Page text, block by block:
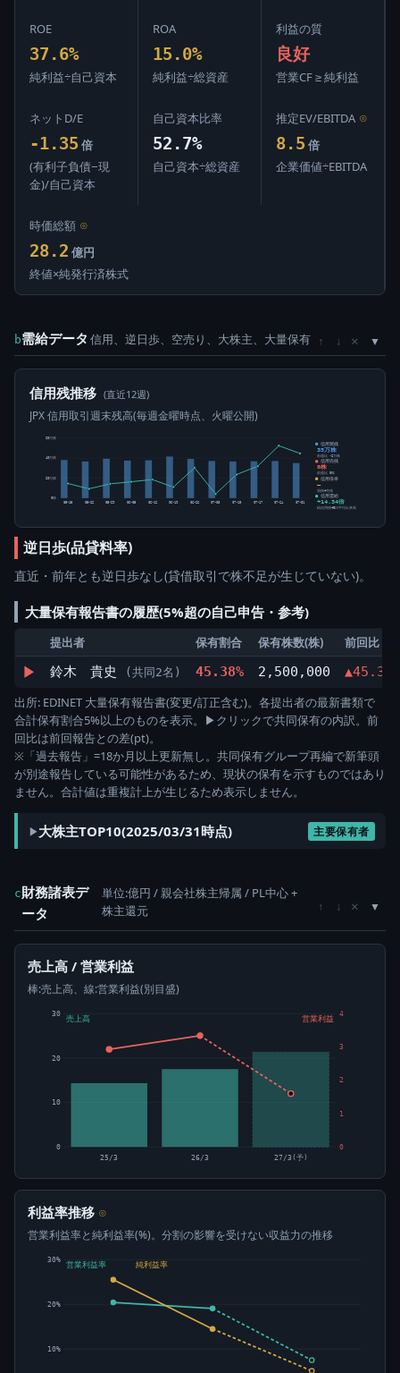
ROE
37.6%
純利益÷自己資本
ROA
15.0%
純利益÷総資産
利益の質
良好
営業CF ≥ 純利益
ネットD/E
-1.35 倍
(有利子負債−現
金)/自己資本
自己資本比率
52.7%
自己資本÷総資産
推定EV/EBITDA ⊙
8.5 倍
企業価値÷EBITDA
時価総額 ⊙
28.2 億円
終値×純発行済株式
b需給データ 信用、逆日歩、空売り、大株主、大量保有 ↑ ↓ ×
信用残推移 (直近12週)
JPX 信用取引週末残高(毎週金曜時点、火曜公開)
0株
20万株
40万株
60万株
05-15 05-22 05-29 06-05 06-12 06-19 06-26 07-03 07-10 07-17 07-24 07-31
信用買残
35万株
前週比 -2万株
信用売残
0株
前週比 0株
信用倍率
―
買残÷売残
信用需給
+14.34倍
純信用残÷5日平均出来高
逆日歩(品貸料率)
直近・前年とも逆日歩なし(貸借取引で株不足が生じていない)。
大量保有報告書の履歴(5%超の自己申告・参考)
提出者 保有割合 保有株数(株) 前回比
▶ 鈴木 貴史 (共同2名) 45.38% 2,500,000
出所: EDINET 大量保有報告書(変更/訂正含む)。各提出者の最新書類で
合計保有割合5%以上のものを表示。▶クリックで共同保有の内訳。前
回比は前回報告との差(pt)。
※「過去報告」=18か月以上更新無し。共同保有グループ再編で新筆頭
が別途報告している可能性があるため、現状の保有を示すものではあり
ません。合計値は重複計上が生じるため表示しません。
大株主TOP10(2025/03/31時点) 主要保有者
c財務諸表デ
ータ
単位:億円 / 親会社株主帰属 / PL中心 +
株主還元
↑ ↓ ×
売上高 / 営業利益
棒:売上高、線:営業利益(別目盛)
0
10
20
30
0
1
2
3
4
25/3 26/3 27/3(予)
売上高 営業利益
利益率推移 ⊙
営業利益率と純利益率(%)。分割の影響を受けない収益力の推移
10%
20%
30%
営業利益率 純利益率